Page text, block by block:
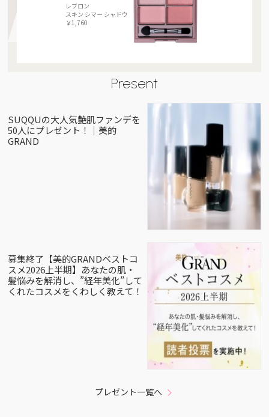
レブロン
スキン シマー シャドウ
￥1,760
Present
SUQQUの大人気艶肌ファンデを
50人にプレゼント！｜美的
GRAND
募集終了【美的GRANDベストコ
スメ2026上半期】あなたの肌・
髪悩みを解消し、”経年美化”して
くれたコスメをくわしく教えて！
プレゼント一覧へ